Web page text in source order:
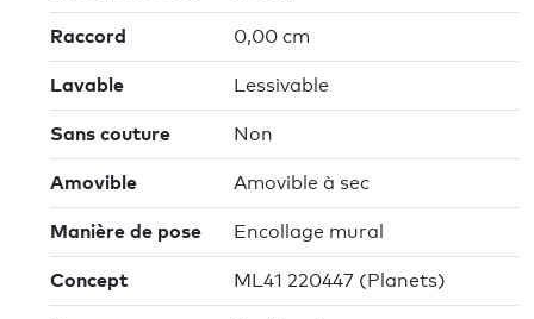
Raccord 0,00 cm
Lavable Lessivable
Sans couture Non
Amovible Amovible à sec
Manière de pose Encollage mural
Concept ML41 220447 (Planets)